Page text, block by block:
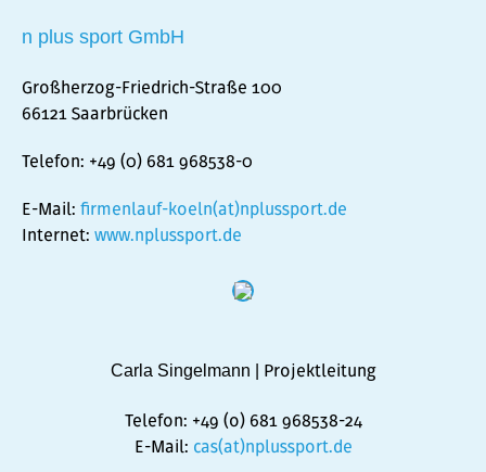
n plus sport GmbH
Großherzog-Friedrich-Straße 100
66121 Saarbrücken
Telefon: +49 (0) 681 968538-0
E-Mail: firmenlauf-koeln(at)nplussport.de
Internet: www.nplussport.de
Carla Singelmann | Projektleitung
Telefon: +49 (o) 681 968538-24
E-Mail: cas(at)nplussport.de